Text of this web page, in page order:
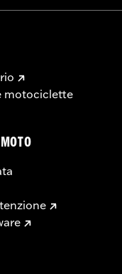
motociclette